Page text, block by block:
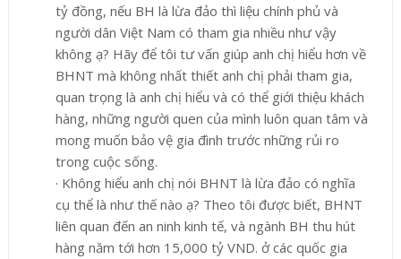
tỷ đồng, nếu BH là lừa đảo thì liệu chính phủ và
người dân Việt Nam có tham gia nhiều như vậy
không ạ? Hãy để tôi tư vấn giúp anh chị hiểu hơn về
BHNT mà không nhất thiết anh chị phải tham gia,
quan trọng là anh chị hiểu và có thể giới thiệu khách
hàng, những người quen của mình luôn quan tâm và
mong muốn bảo vệ gia đình trước những rủi ro
trong cuộc sống.
· Không hiểu anh chị nói BHNT là lừa đảo có nghĩa
cụ thể là như thế nào ạ? Theo tôi được biết, BHNT
liên quan đến an ninh kinh tế, và ngành BH thu hút
hàng năm tới hơn 15,000 tỷ VND. ở các quốc gia